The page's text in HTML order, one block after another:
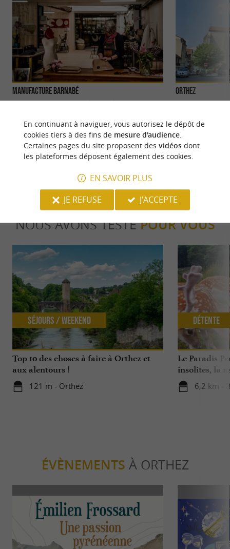
Manufacture Barnabé
MANUFACTURE DE BÉRETS À ORTHEZ :
BÉARNAIS Un lieu vivant de l’artisanat ...
115 m - Orthez
Orthez
Principale ville du
13ème au ...
119 m -
NOUS AVONS TESTÉPOUR VOUS
Top 10 des choses à faire à Orthez et
aux alentours !
121 m - Orthez
Séjours / Weekend
Le Paradis
insolites, la
sauvages …
6,2 km -
Détente
ÉVÈNEMENTS À ORTHEZ
En continuant à naviguer, vous autorisez le dépôt de
cookies tiers à des fins de mesure d'audience.
Certaines pages du site proposent des vidéosdont
les plateformes déposent également des cookies.
EN SAVOIR PLUS
JE REFUSE
J'ACCEPTE